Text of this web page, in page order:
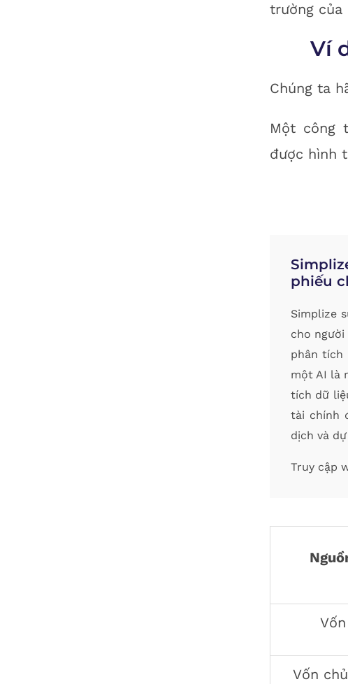
trường của
Ví
Chúng ta
Một công
được hình
phiếu
Simplize
cho
phân tích
một AI là
tích dữ
tài chính
dịch và
Truy cập
Vốn